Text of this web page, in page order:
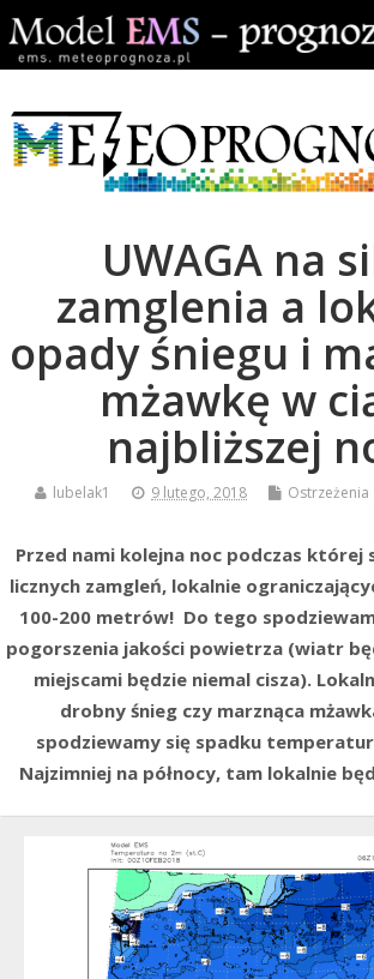
UWAGA na
zamglenia a
opady śniegu i
mżawkę w
najbliższej
lubelak1 9 lutego, 2018 Ostrzeżenia
Przed nami kolejna noc podczas której
licznych zamgleń, lokalnie
100-200 metrów! Do tego
pogorszenia jakości powietrza (wiatr
miejscami będzie niemal cisza).
drobny śnieg czy marznąca
spodziewamy się spadku
Najzimniej na północy, tam lokalnie